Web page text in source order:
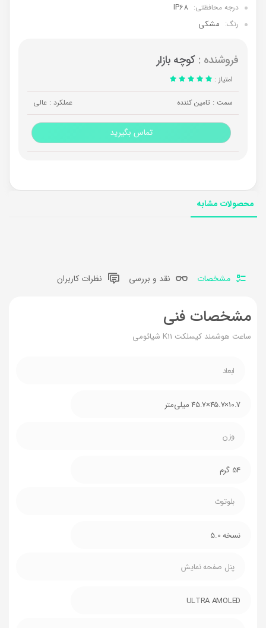
درجه محافظتی: IP68
رنگ: مشکی
فروشنده : کوچه بازار
امتیاز :
سمت : تامین کننده عملکرد : عالی
تماس بگیرید
محصولات مشابه
مشخصات نقد و بررسی نظرات کاربران
مشخصات فنی
ساعت هوشمند کیسلکت K11 شیائومی
ابعاد
10.7×45.7×45.7 میلی‌متر
وزن
54 گرم
بلوتوث
نسخه 5.0
پنل صفحه نمایش
ULTRA AMOLED